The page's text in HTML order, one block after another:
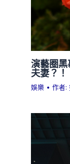
演藝圈
夫妻？！
娛樂 • 作者: